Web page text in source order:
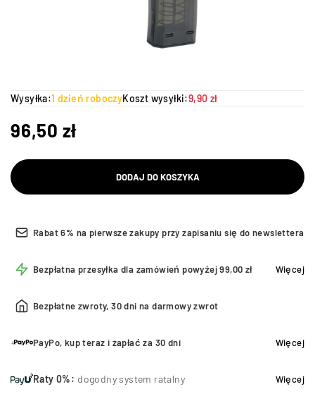
Wysyłka:1 dzień roboczyKoszt wysyłki:9,90 zł
96,50 zł
DODAJ DO KOSZYKA
Rabat 6% na pierwsze zakupy przy zapisaniu się do newslettera
Bezpłatna przesyłka dla zamówień powyżej 99,00 zł Więcej
Bezpłatne zwroty, 30 dni na darmowy zwrot
PayPo, kup teraz i zapłać za 30 dni Więcej
Raty 0%: dogodny system ratalny Więcej